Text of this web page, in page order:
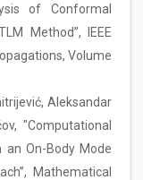
of Conformal
Method”, IEEE
Volume
Aleksandar
"Computational
On-Body Mode
Mathematical